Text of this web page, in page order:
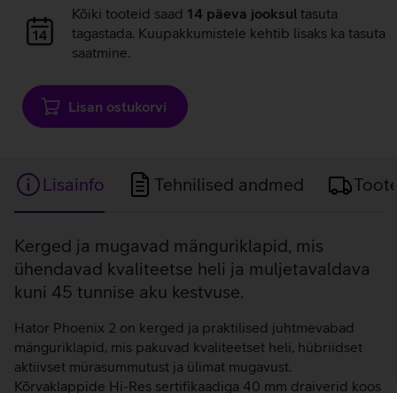
Andmete
laadimine
Kõiki tooteid saad 14 päeva jooksul tasuta
tagastada. Kuupakkumistele kehtib lisaks ka tasuta
saatmine.
Lisan ostukorvi
Lisainfo Tehnilised andmed
Lisainfo
Kerged ja mugavad mänguriklapid, mis
ühendavad kvaliteetse heli ja muljetavaldava
kuni 45 tunnise aku kestvuse.
Hator Phoenix 2 on kerged ja praktilised juhtmevabad
mänguriklapid, mis pakuvad kvaliteetset heli, hübriidset
aktiivset mürasummutust ja ülimat mugavust.
Kõrvaklappide Hi-Res sertifikaadiga 40 mm draiverid koos